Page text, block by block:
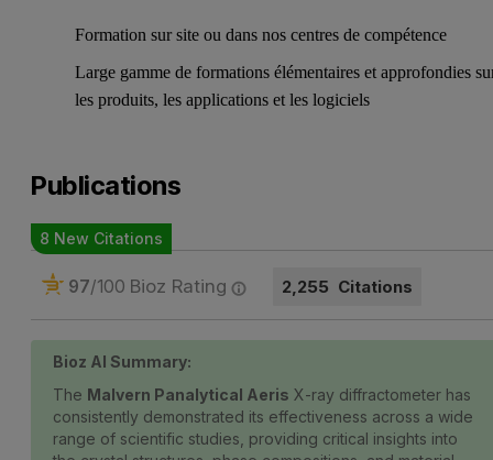
Formation sur site ou dans nos centres de compétence
Large gamme de formations élémentaires et approfondies
les produits, les applications et les logiciels
Publications